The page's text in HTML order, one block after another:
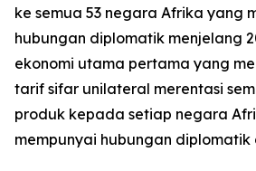
ke semua 53 negara Afrika yang
hubungan diplomatik menjelang
ekonomi utama pertama yang
tarif sifar unilateral merentasi
produk kepada setiap negara
mempunyai hubungan diplomatik